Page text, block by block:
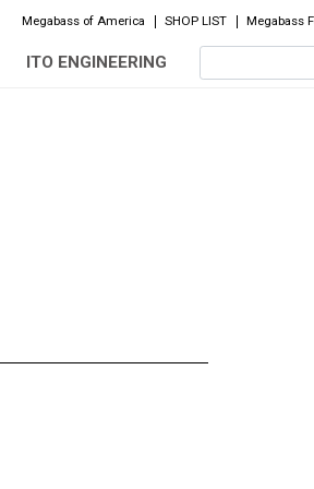
Megabass of America SHOP LIST Megabass
ITO ENGINEERING